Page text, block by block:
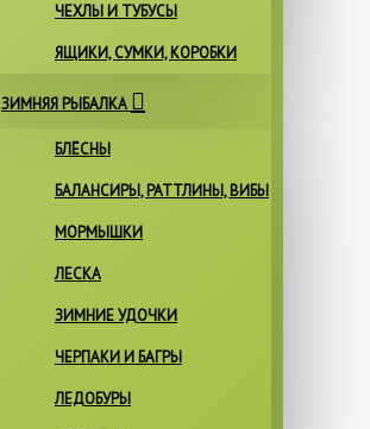
ЧЕХЛЫ И ТУБУСЫ
ЯЩИКИ, СУМКИ, КОРОБКИ
ЗИМНЯЯ РЫБАЛКА
БЛЁСНЫ
БАЛАНСИРЫ, РАТТЛИНЫ, ВИБЫ
МОРМЫШКИ
ЛЕСКА
ЗИМНИЕ УДОЧКИ
ЧЕРПАКИ И БАГРЫ
ЛЕДОБУРЫ